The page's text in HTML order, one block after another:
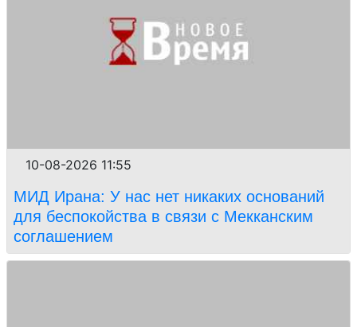
10-08-2026 11:55
МИД Ирана: У нас нет никаких оснований
для беспокойства в связи с Мекканским
соглашением